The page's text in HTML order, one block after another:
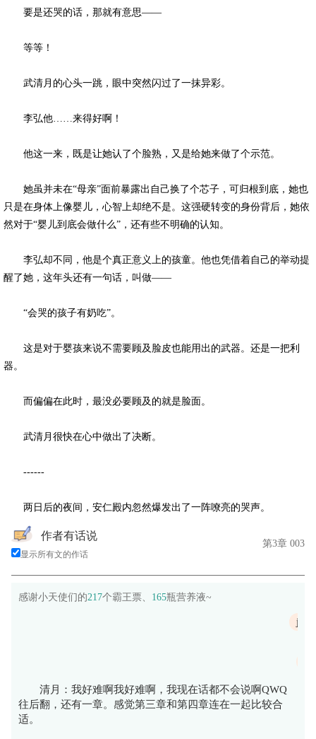
要是还哭的话，那就有意思——
等等！
武清月的心头一跳，眼中突然闪过了一抹异彩。
李弘他……来得好啊！
他这一来，既是让她认了个脸熟，又是给她来做了个示范。
她虽并未在“母亲”面前暴露出自己换了个芯子，可归根到底，她也
只是在身体上像婴儿，心智上却绝不是。这强硬转变的身份背后，她依
然对于“婴儿到底会做什么”，还有些不明确的认知。
李弘却不同，他是个真正意义上的孩童。他也凭借着自己的举动提
醒了她，这年头还有一句话，叫做——
“会哭的孩子有奶吃”。
这是对于婴孩来说不需要顾及脸皮也能用出的武器。还是一把利
器。
而偏偏在此时，最没必要顾及的就是脸面。
武清月很快在心中做出了决断。
------
两日后的夜间，安仁殿内忽然爆发出了一阵嘹亮的哭声。
作者有话说
显示所有文的作话
第3章 003
感谢小天使们的217个霸王票、 165瓶营养液~
柊
清月：我好难啊我好难啊，我现在话都不会说啊QWQ
往后翻，还有一章。感觉第三章和第四章连在一起比较合
适。